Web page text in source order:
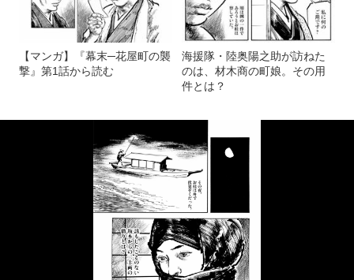
【マンガ】『幕末─花屋町の襲
撃』第1話から読む
海援隊・陸奥陽之助が訪ねた
のは、材木商の町娘。その用
件とは？